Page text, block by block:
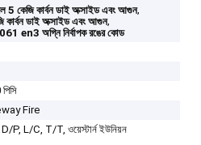
5 কেজি কার্বন ডাই অক্সাইড এবং আগুন,
কার্বন ডাই অক্সাইড এবং আগুন,
en3 অগ্নি নির্বাপক রঙের কোড
Fire
P, L/C, T/T, ওয়েস্টার্ন ইউনিয়ন